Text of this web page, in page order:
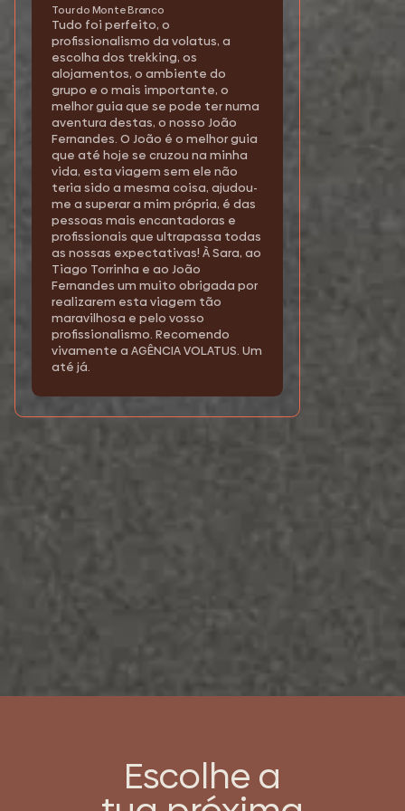
Tour do Monte Branco
Tudo foi perfeito, o
profissionalismo da volatus, a
escolha dos trekking, os
alojamentos, o ambiente do
grupo e o mais importante, o
melhor guia que se pode ter numa
aventura destas, o nosso João
Fernandes. O João é o melhor guia
que até hoje se cruzou na minha
vida, esta viagem sem ele não
teria sido a mesma coisa, ajudou-
me a superar a mim própria, é das
pessoas mais encantadoras e
profissionais que ultrapassa todas
as nossas expectativas! À Sara, ao
Tiago Torrinha e ao João
Fernandes um muito obrigada por
realizarem esta viagem tão
maravilhosa e pelo vosso
profissionalismo. Recomendo
vivamente a AGÊNCIA VOLATUS. Um
até já.
Perguntas
Não foram adicionadas perguntas.
Escolhe a